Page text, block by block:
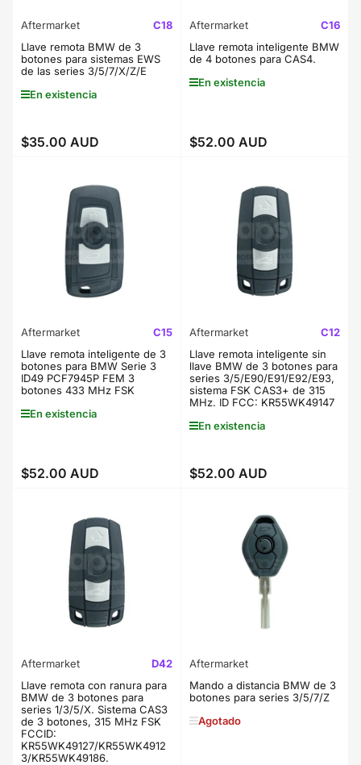
Aftermarket
C18
Llave remota BMW de 3
botones para sistemas EWS
de las series 3/5/7/X/Z/E
En existencia
Precio
$35.00 AUD
Aftermarket
C16
Llave remota inteligente BMW
de 4 botones para CAS4.
En existencia
Precio
$52.00 AUD
Aftermarket
C15
Llave remota inteligente de 3
botones para BMW Serie 3
ID49 PCF7945P FEM 3
botones 433 MHz FSK
En existencia
Precio
$52.00 AUD
Aftermarket
C12
Llave remota inteligente sin
llave BMW de 3 botones para
series 3/5/E90/E91/E92/E93,
sistema FSK CAS3+ de 315
MHz. ID FCC: KR55WK49147
En existencia
Precio
$52.00 AUD
Aftermarket
D42
Llave remota con ranura para
BMW de 3 botones para
series 1/3/5/X. Sistema CAS3
de 3 botones, 315 MHz FSK
FCCID:
KR55WK49127/KR55WK4912
3/KR55WK49186.
Aftermarket
Mando a distancia BMW de 3
botones para series 3/5/7/Z
Agotado